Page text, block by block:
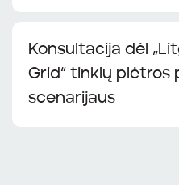
Konsultacija dėl
Grid“ tinklų plėtros
scenarijaus